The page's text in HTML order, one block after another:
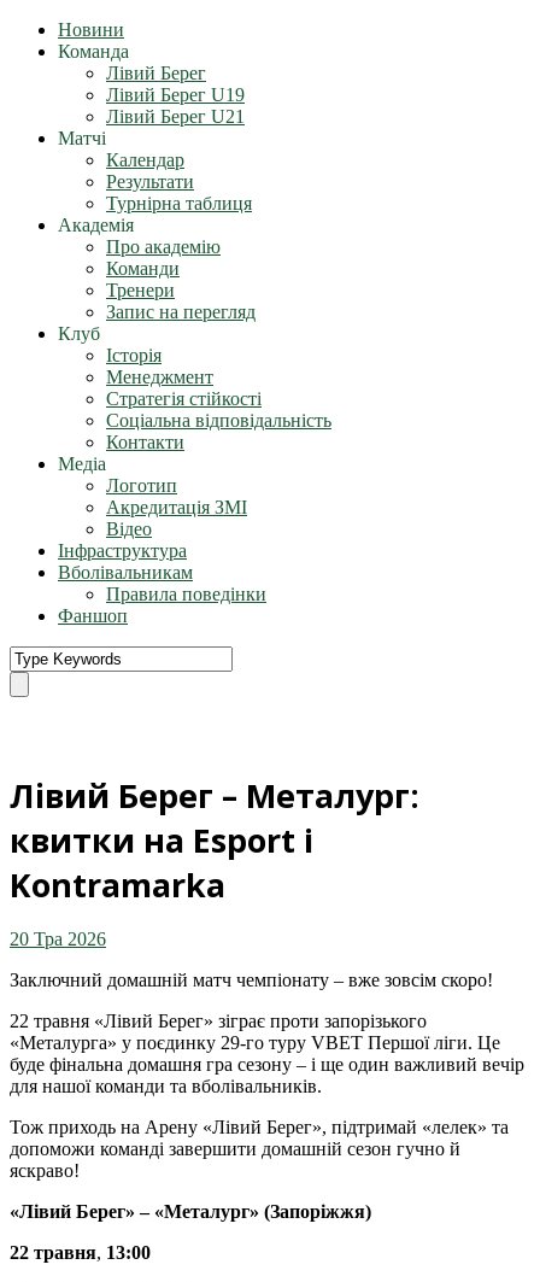
Новини
Команда
Лівий Берег
Лівий Берег U19
Лівий Берег U21
Матчі
Календар
Результати
Турнірна таблиця
Академія
Про академію
Команди
Тренери
Запис на перегляд
Клуб
Історія
Менеджмент
Стратегія стійкості
Соціальна відповідальність
Контакти
Медіа
Логотип
Акредитація ЗМІ
Відео
Інфраструктура
Вболівальникам
Правила поведінки
Фаншоп
Лівий Берег – Металург:
квитки на Esport i
Kontramarka
20 Тра 2026
Заключний домашній матч чемпіонату – вже зовсім скоро!
22 травня «Лівий Берег» зіграє проти запорізького
«Металурга» у поєдинку 29-го туру VBET Першої ліги. Це
буде фінальна домашня гра сезону – і ще один важливий вечір
для нашої команди та вболівальників.
Тож приходь на Арену «Лівий Берег», підтримай «лелек» та
допоможи команді завершити домашній сезон гучно й
яскраво!
«Лівий Берег» – «Металург» (Запоріжжя)
22 травня, 13:00